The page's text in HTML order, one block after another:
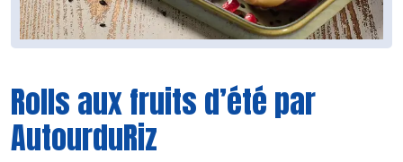
Rolls aux fruits d’été par
AutourduRiz